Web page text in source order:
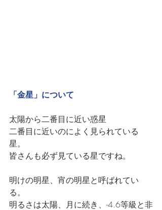
「金星」について
太陽から二番目に近い惑星
二番目に近いのによく見られている
星。
皆さんも必ず見ている星ですね。
明けの明星、宵の明星と呼ばれてい
る。
明るさは太陽、月に続き、-4.6等級と非